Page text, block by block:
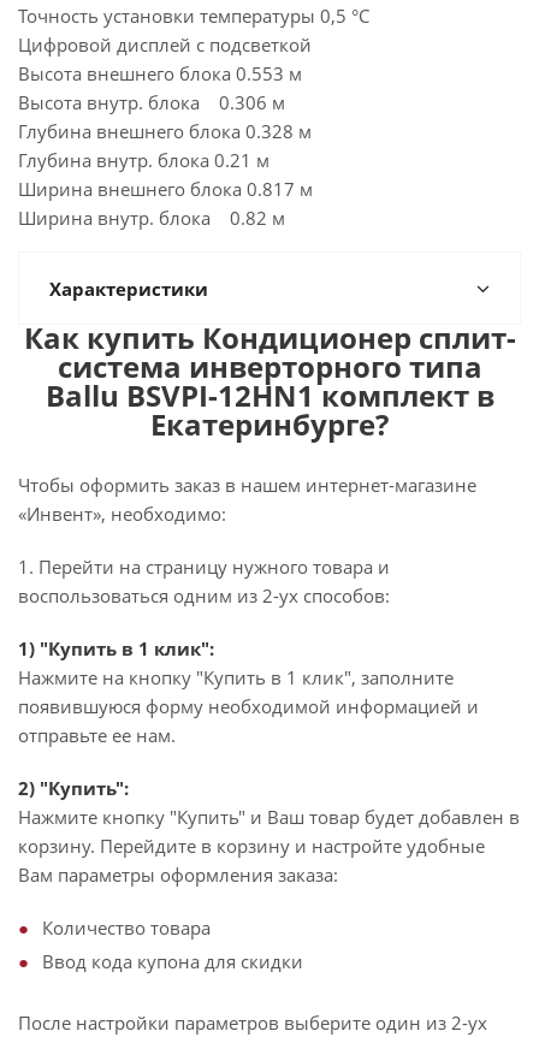
Точность установки температуры 0,5 °С
Цифровой дисплей с подсветкой
Высота внешнего блока 0.553 м
Высота внутр. блока 0.306 м
Глубина внешнего блока 0.328 м
Глубина внутр. блока 0.21 м
Ширина внешнего блока 0.817 м
Ширина внутр. блока 0.82 м
Характеристики
Как купить Кондиционер сплит-
система инверторного типа
Ballu BSVPI-12HN1 комплект в
Екатеринбурге?
Чтобы оформить заказ в нашем интернет-магазине
«Инвент», необходимо:
1. Перейти на страницу нужного товара и
воспользоваться одним из 2-ух способов:
1) "Купить в 1 клик":
Нажмите на кнопку "Купить в 1 клик", заполните
появившуюся форму необходимой информацией и
отправьте ее нам.
2) "Купить":
Нажмите кнопку "Купить" и Ваш товар будет добавлен в
корзину. Перейдите в корзину и настройте удобные
Вам параметры оформления заказа:
Количество товара
Ввод кода купона для скидки
После настройки параметров выберите один из 2-ух